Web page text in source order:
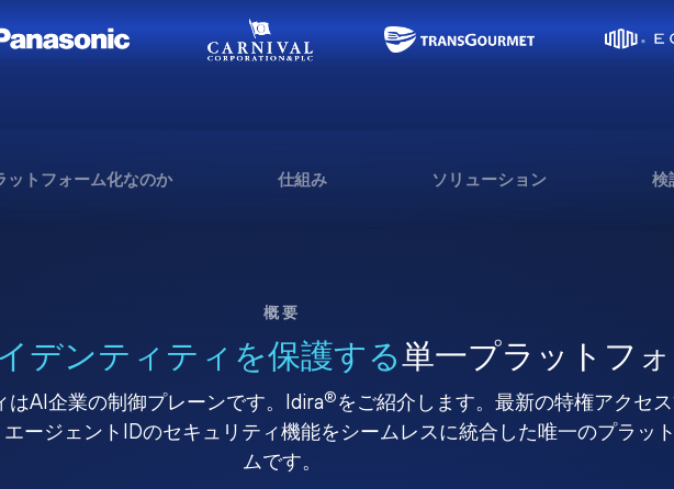
ットフォーム化なのか 仕組み ソリューション 検
概要
デンティティを保護する単一プラットフ
はAI企業の制御プレーンです。Idira®をご紹介します。最新の特権アクセ
ージェントIDのセキュリティ機能をシームレスに統合した唯一のプラッ
ムです。